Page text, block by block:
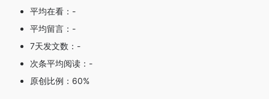
平均在看：-
平均留言：-
7天发文数：-
次条平均阅读：-
原创比例：60%